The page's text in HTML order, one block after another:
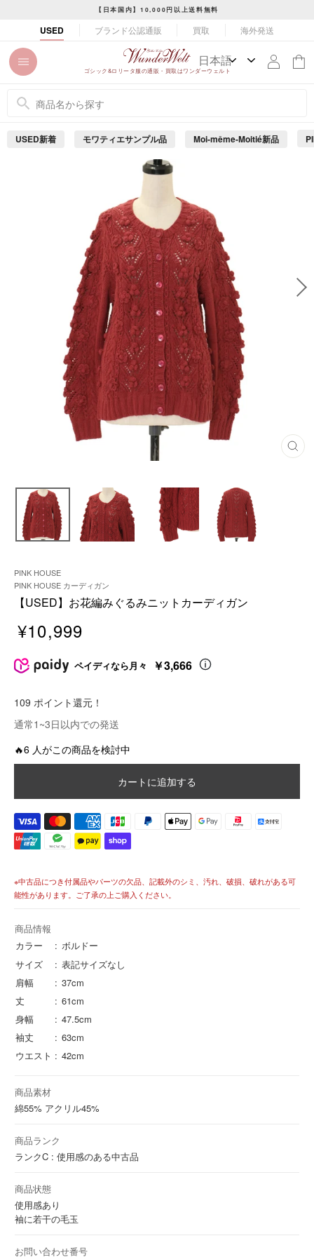
ン
ツ
イ
ド
止
め
る
【日本国内】10,000円以上送料無料
USED ブランド公認通販 買取 海外発送
ゴシック&ロリータ服の通販・買取はワンダーウェルト
USED新着 モワティエサンプル品 Moi-même-Moitié新品
閉
PINK HOUSE
PINK HOUSE カーディガン
【USED】お花編みぐるみニットカーディガン
売
格
価
格
¥10,999
ペイディなら月々 ￥3,666
109 ポイント還元！
通常1~3日以内での発送
🔥6 人がこの商品を検討中
カートに追加する
※中古品につき付属品やパーツの欠品、記載外のシミ、汚れ、破損、破れがある可
能性があります。ご了承の上ご購入ください。
商品情報
カラー
ボルドー
サイズ
表記サイズなし
肩幅
37cm
丈
61cm
身幅
47.5cm
袖丈
63cm
ウエスト
42cm
商品素材
綿55% アクリル45%
商品ランク
ランクC : 使用感のある中古品
商品状態
使用感あり
袖に若干の毛玉
お問い合わせ番号